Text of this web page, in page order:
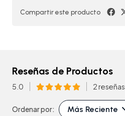
Compartir este producto
Reseñas de Productos
5.0 2 reseñas
Ordenar por: Más Reciente